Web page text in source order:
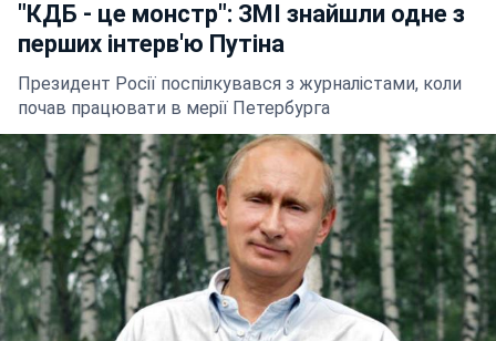
"КДБ - це монстр": ЗМІ знайшли одне з
перших інтерв'ю Путіна
Президент Росії поспілкувався з журналістами, коли
почав працювати в мерії Петербурга